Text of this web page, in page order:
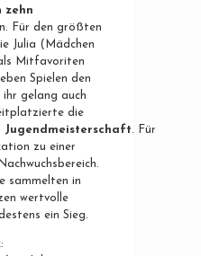
zehn
Für den größten
Julia (Mädchen
Mitfavoriten
Spielen den
ihr gelang auch
die
Jugendmeisterschaft . Für
zu einer
sammelten in
wertvolle
ein Sieg.